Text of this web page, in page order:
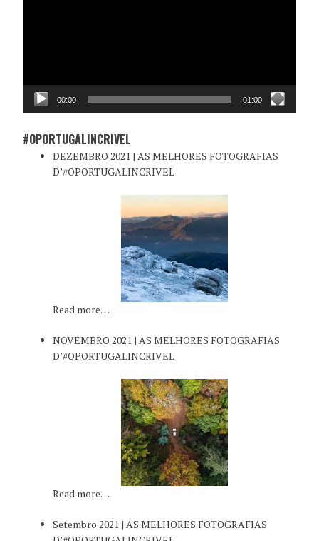
00:00 01:00
#OPORTUGALINCRIVEL
DEZEMBRO 2021 | AS MELHORES FOTOGRAFIAS
D’#OPORTUGALINCRIVEL
Read more…
NOVEMBRO 2021 | AS MELHORES FOTOGRAFIAS
D’#OPORTUGALINCRIVEL
Read more…
Setembro 2021 | AS MELHORES FOTOGRAFIAS